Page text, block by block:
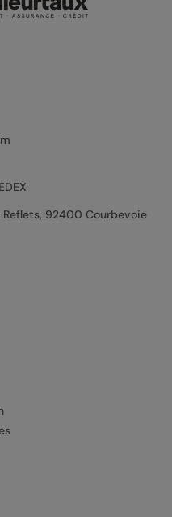
Reflets, 92400 Courbevoie